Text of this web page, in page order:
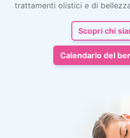
trattamenti olistici e di
Scopri chi
Calendario del